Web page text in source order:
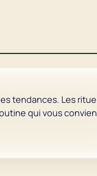
tendances. Les
qui vous